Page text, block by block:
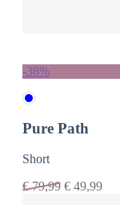
-38%
Pure Path
Short
€79,99 € 49,99